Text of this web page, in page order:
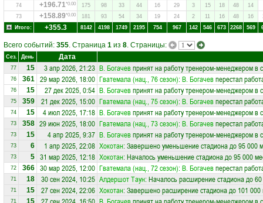
74
+196.71*0.00 175 98 33 44 16 29 3 15 18 48 14
73
+158.89*0.00 181 93 54 34 19 24 2 11 16 48 16
Итого:
+355.3 8142 4198 1749 2195 754 967 142 546 673 2268 569
Всего событий: 355. Страница 1 из 8. Страницы:
Сез. День Дата
77 15 3 апр 2026, 21:23 В. Богачевпринят на работу тренером-менеджером в
76 361 29 мар 2026, 18:00 Гватемала (нац., 76 сезон): В. Богачевперестал
76 15 27 дек 2025, 0:54 В. Богачевпринят на работу тренером-менеджером в
75 359 21 дек 2025, 15:00 Гватемала (нац., 75 сезон): В. Богачевперестал
74 15 4 июл 2025, 17:18 В. Богачевпринят на работу тренером-менеджером в
73 358 29 июн 2025, 18:00 Гватемала (нац., 73 сезон): В. Богачевперестал
73 15 4 апр 2025, 9:37 В. Богачевпринят на работу тренером-менеджером в
73 6 1 апр 2025, 22:08 Хокотан: Завершено уменьшение стадиона до 95 000
73 5 31 мар 2025, 12:18 Хокотан: Началось уменьшение стадиона до 95 000
72 366 30 мар 2025, 12:00 Гватемала (нац., 72 сезон): В. Богачевперестал
71 18 30 сен 2024, 10:25 Алдершот Таун: Началось расширение стадиона до
71 15 27 сен 2024, 22:06 Хокотан: Завершено расширение стадиона до 101 000
71 15